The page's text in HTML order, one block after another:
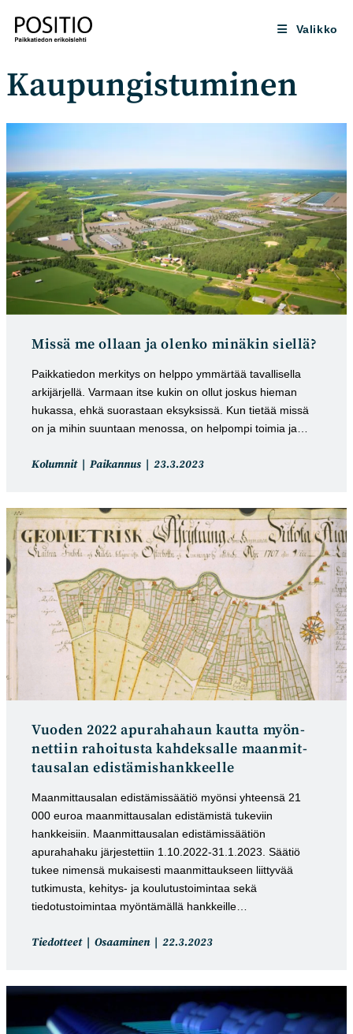
suoraan
sisältöön
Valikko
Kaupungistuminen
Missä me ollaan ja olenko minäkin siellä?
Paikkatiedon merkitys on helppo ymmärtää tavallisella
arkijärjellä. Varmaan itse kukin on ollut joskus hieman
hukassa, ehkä suorastaan eksyksissä. Kun tietää missä
on ja mihin suuntaan menossa, on helpompi toimia ja…
Artikkelin
Kolumnit Paikannus
Artikkeli
23.3.2023
Vuoden 2022 apura­haha­un kaut­ta myön­
net­tiin rahoitusta kah­dek­salle maan­mit­
tausalan edis­tämis­hank­keel­le
Maanmittausalan edistämissäätiö myönsi yhteensä 21
000 euroa maanmittausalan edistämistä tukeviin
hankkeisiin. Maanmittausalan edistämissäätiön
apurahahaku järjestettiin 1.10.2022-31.1.2023. Säätiö
tukee nimensä mukaisesti maanmittaukseen liittyvää
tutkimusta, kehitys- ja koulutustoimintaa sekä
tiedotustoimintaa myöntämällä hankkeille…
Artikkelin
Tiedotteet Osaaminen
Artikkeli
22.3.2023